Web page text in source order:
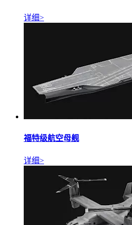
详细>
福特级航空母舰
详细>